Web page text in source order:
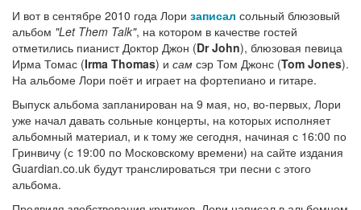
И вот в сентябре 2010 года Лори записал сольный блюзовый
альбом "Let Them Talk", на котором в качестве гостей
отметились пианист Доктор Джон (Dr John), блюзовая певица
Ирма Томас (Irma Thomas) и сам сэр Том Джонс (Tom Jones).
На альбоме Лори поёт и играет на фортепиано и гитаре.
Выпуск альбома запланирован на 9 мая, но, во-первых, Лори
уже начал давать сольные концерты, на которых исполняет
альбомный материал, и к тому же сегодня, начиная с 16:00 по
Гринвичу (с 19:00 по Московскому времени) на сайте издания
Guardian.co.uk будут транслироваться три песни с этого
альбома.